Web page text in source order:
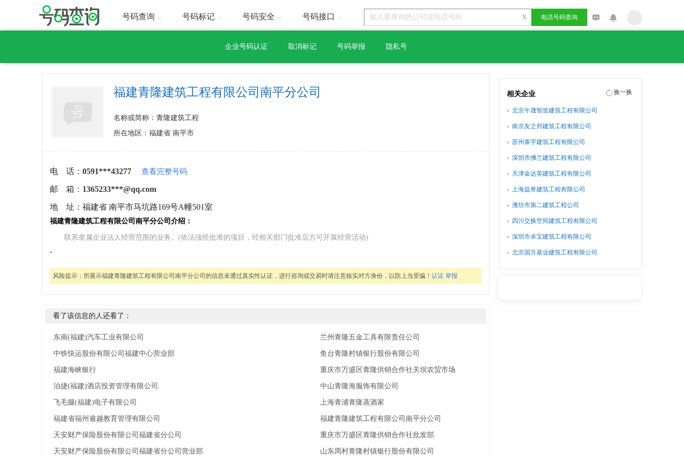
号码查询 号码标记 号码安全 号码接口 X 电话号码查询
企业号码认证 取消标记 号码举报 隐私号
福建青隆建筑工程有限公司南平分公司
名称或简称：青隆建筑工程
所在地区：福建省 南平市
电 话： 0591***43277 查看完整号码
邮 箱： 1365233***@qq.com
地 址： 福建省 南平市马坑路169号A幢501室
福建青隆建筑工程有限公司南平分公司介绍：
联系隶属企业法人经营范围的业务。(依法须经批准的项目，经相关部门批准后方可开展经营活动)
-
风险提示： 所展示福建青隆建筑工程有限公司南平分公司的信息未通过真实性认证，进行咨询或交易时请注意核实对方身份，以防上当受骗！ 认证 举报
看了该信息的人还看了：
东南(福建)汽车工业有限公司
中铁快运股份有限公司福建中心营业部
福建海峡银行
泊捷(福建)酒店投资管理有限公司
飞毛腿(福建)电子有限公司
福建省福州逾越教育管理有限公司
天安财产保险股份有限公司福建省分公司
天安财产保险股份有限公司福建省分公司营业部
兰州青隆五金工具有限责任公司
鱼台青隆村镇银行股份有限公司
重庆市万盛区青隆供销合作社关坝农贸市场
中山青隆海服饰有限公司
上海青浦青隆蒸酒家
福建青隆建筑工程有限公司南平分公司
重庆市万盛区青隆供销合作社批发部
山东周村青隆村镇银行股份有限公司
相关企业 换一换
北京午晟智造建筑工程有限公司
南京友之邦建筑工程有限公司
苏州泰宇建筑工程有限公司
深圳市佛兰建筑工程有限公司
天津金达英建筑工程有限公司
上海益誉建筑工程有限公司
潍坊市第二建筑工程公司
四川交换空间建筑工程有限公司
深圳市卓宝建筑工程有限公司
北京国方基业建筑工程有限公司